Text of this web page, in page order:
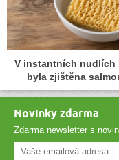
V instantních nudlích
byla zjištěna
Novinky zdarma
Zdarma newsletter s